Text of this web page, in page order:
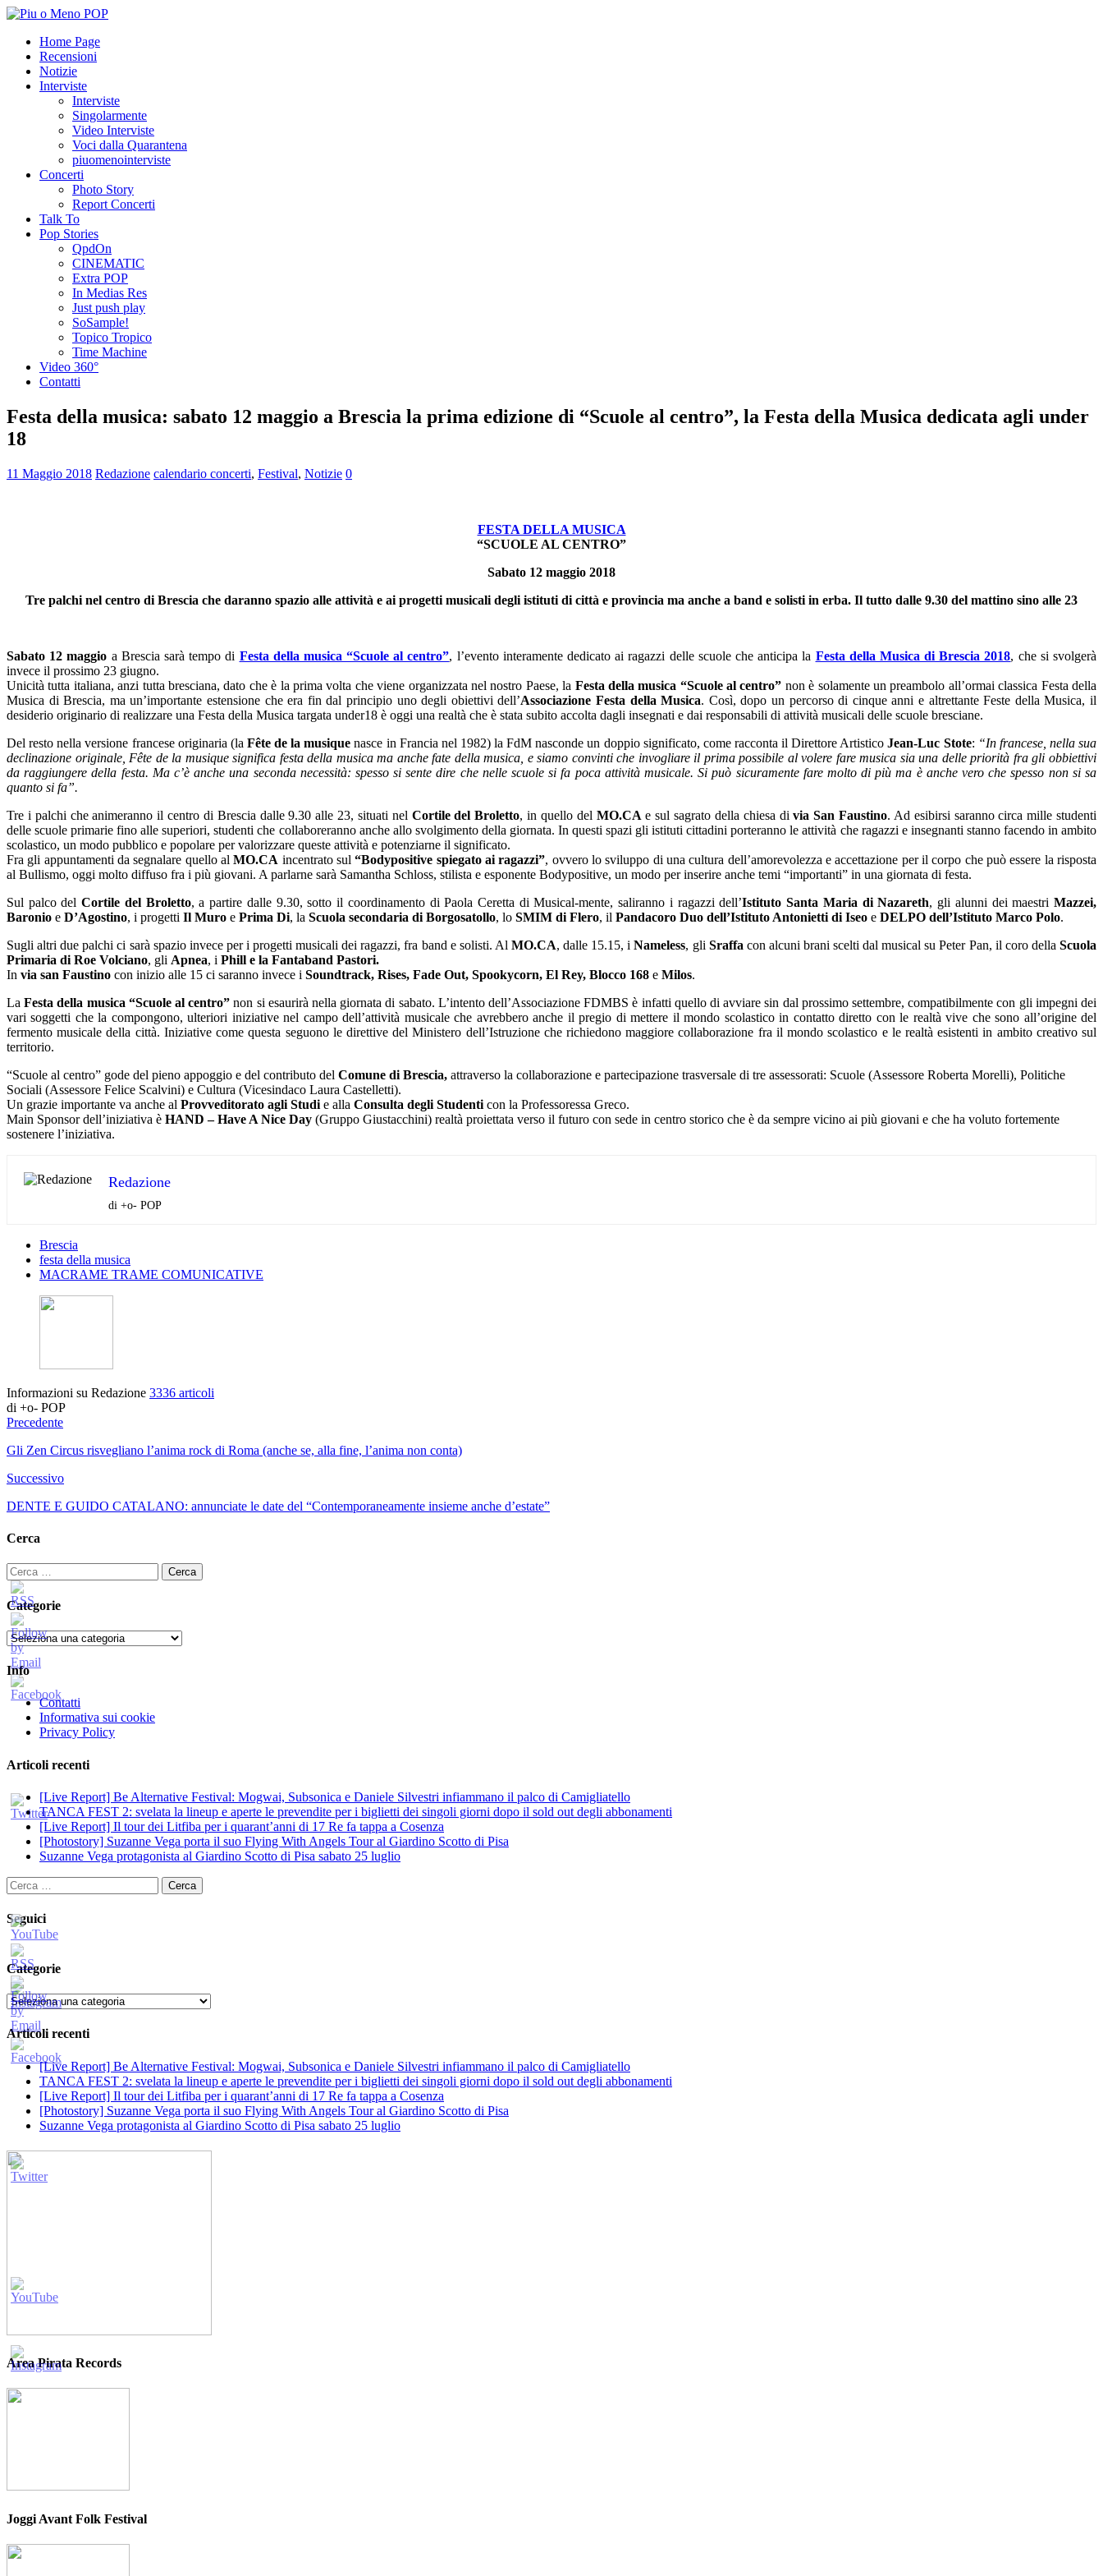
Home Page
Recensioni
Notizie
Interviste
Interviste
Singolarmente
Video Interviste
Voci dalla Quarantena
piuomenointerviste
Concerti
Photo Story
Report Concerti
Talk To
Pop Stories
QpdOn
CINEMATIC
Extra POP
In Medias Res
Just push play
SoSample!
Topico Tropico
Time Machine
Video 360°
Contatti
Festa della musica: sabato 12 maggio a Brescia la prima edizione di “Scuole al centro”, la Festa della Musica dedicata agli under
18
11 Maggio 2018 Redazione calendario concerti, Festival, Notizie 0
FESTA DELLA MUSICA
“SCUOLE AL CENTRO”
Sabato 12 maggio 2018
Tre palchi nel centro di Brescia che daranno spazio alle attività e ai progetti musicali degli istituti di città e provincia ma anche a band e solisti in erba. Il tutto dalle 9.30 del mattino sino alle 23
Sabato 12 maggio a Brescia sarà tempo di Festa della musica “Scuole al centro”, l’evento interamente dedicato ai ragazzi delle scuole che anticipa la Festa della Musica di Brescia 2018, che si svolgerà
invece il prossimo 23 giugno.
Unicità tutta italiana, anzi tutta bresciana, dato che è la prima volta che viene organizzata nel nostro Paese, la Festa della musica “Scuole al centro” non è solamente un preambolo all’ormai classica Festa della
Musica di Brescia, ma un’importante estensione che era fin dal principio uno degli obiettivi dell’Associazione Festa della Musica. Così, dopo un percorso di cinque anni e altrettante Feste della Musica, il
desiderio originario di realizzare una Festa della Musica targata under18 è oggi una realtà che è stata subito accolta dagli insegnati e dai responsabili di attività musicali delle scuole bresciane.
Del resto nella versione francese originaria (la Fête de la musique nasce in Francia nel 1982) la FdM nasconde un doppio significato, come racconta il Direttore ArtisticoJean-Luc Stote: “In francese, nella sua
declinazione originale, Fête de la musique significa festa della musica ma anche fate della musica, e siamo convinti che invogliare il prima possibile al volere fare musica sia una delle priorità fra gli obbiettivi
da raggiungere della festa. Ma c’è anche una seconda necessità: spesso si sente dire che nelle scuole si fa poca attività musicale. Si può sicuramente fare molto di più ma è anche vero che spesso non si sa
quanto si fa”.
Tre i palchi che animeranno il centro di Brescia dalle 9.30 alle 23, situati nel Cortile del Broletto, in quello del MO.CA e sul sagrato della chiesa di via San Faustino. Ad esibirsi saranno circa mille studenti
delle scuole primarie fino alle superiori, studenti che collaboreranno anche allo svolgimento della giornata. In questi spazi gli istituti cittadini porteranno le attività che ragazzi e insegnanti stanno facendo in ambito
scolastico, un modo pubblico e popolare per valorizzare queste attività e potenziarne il significato.
Fra gli appuntamenti da segnalare quello alMO.CA incentrato sul“Bodypositive spiegato ai ragazzi”, ovvero lo sviluppo di una cultura dell’amorevolezza e accettazione per il corpo che può essere la risposta
al Bullismo, oggi molto diffuso fra i più giovani. A parlarne sarà Samantha Schloss, stilista e esponente Bodypositive, un modo per inserire anche temi “importanti” in una giornata di festa.
Sul palco del Cortile del Broletto, a partire dalle 9.30, sotto il coordinamento di Paola Ceretta di Musical-mente, saliranno i ragazzi dell’Istituto Santa Maria di Nazareth, gli alunni dei maestriMazzei,
Baronio e D’Agostino, i progetti Il Muro e Prima Di, la Scuola secondaria di Borgosatollo, lo SMIM di Flero, il Pandacoro Duo dell’Istituto Antonietti di Iseo e DELPO dell’Istituto Marco Polo.
Sugli altri due palchi ci sarà spazio invece per i progetti musicali dei ragazzi, fra band e solisti. Al MO.CA, dalle 15.15, iNameless, gli Sraffa con alcuni brani scelti dal musical su Peter Pan, il coro dellaScuola
Primaria di Roe Volciano, gli Apnea, i Phill e la Fantaband Pastori.
In via san Faustino con inizio alle 15 ci saranno invece i Soundtrack, Rises, Fade Out, Spookycorn, El Rey, Blocco 168 e Milos.
LaFesta della musica “Scuole al centro” non si esaurirà nella giornata di sabato. L’intento dell’Associazione FDMBS è infatti quello di avviare sin dal prossimo settembre, compatibilmente con gli impegni dei
vari soggetti che la compongono, ulteriori iniziative nel campo dell’attività musicale che avrebbero anche il pregio di mettere il mondo scolastico in contatto diretto con le realtà vive che sono all’origine del
fermento musicale della città. Iniziative come questa seguono le direttive del Ministero dell’Istruzione che richiedono maggiore collaborazione fra il mondo scolastico e le realtà esistenti in ambito creativo sul
territorio.
“Scuole al centro” gode del pieno appoggio e del contributo del Comune di Brescia, attraverso la collaborazione e partecipazione trasversale di tre assessorati: Scuole (Assessore Roberta Morelli), Politiche
Sociali (Assessore Felice Scalvini) e Cultura (Vicesindaco Laura Castelletti).
Un grazie importante va anche al Provveditorato agli Studi e alla Consulta degli Studenti con la Professoressa Greco.
Main Sponsor dell’iniziativa è HAND – Have A Nice Day (Gruppo Giustacchini) realtà proiettata verso il futuro con sede in centro storico che è da sempre vicino ai più giovani e che ha voluto fortemente
sostenere l’iniziativa.
Redazione
di +o- POP
Brescia
festa della musica
MACRAME TRAME COMUNICATIVE
Informazioni su Redazione 3336 articoli
di +o- POP
Precedente
Gli Zen Circus risvegliano l’anima rock di Roma (anche se, alla fine, l’anima non conta)
Successivo
DENTE E GUIDO CATALANO: annunciate le date del “Contemporaneamente insieme anche d’estate”
Cerca
Ricerca
per:
Categorie
Categorie
Info
Contatti
Informativa sui cookie
Privacy Policy
Articoli recenti
[Live Report] Be Alternative Festival: Mogwai, Subsonica e Daniele Silvestri infiammano il palco di Camigliatello
TANCA FEST 2: svelata la lineup e aperte le prevendite per i biglietti dei singoli giorni dopo il sold out degli abbonamenti
[Live Report] Il tour dei Litfiba per i quarant’anni di 17 Re fa tappa a Cosenza
[Photostory] Suzanne Vega porta il suo Flying With Angels Tour al Giardino Scotto di Pisa
Suzanne Vega protagonista al Giardino Scotto di Pisa sabato 25 luglio
Ricerca
per:
Seguici
Categorie
Categorie
Articoli recenti
[Live Report] Be Alternative Festival: Mogwai, Subsonica e Daniele Silvestri infiammano il palco di Camigliatello
TANCA FEST 2: svelata la lineup e aperte le prevendite per i biglietti dei singoli giorni dopo il sold out degli abbonamenti
[Live Report] Il tour dei Litfiba per i quarant’anni di 17 Re fa tappa a Cosenza
[Photostory] Suzanne Vega porta il suo Flying With Angels Tour al Giardino Scotto di Pisa
Suzanne Vega protagonista al Giardino Scotto di Pisa sabato 25 luglio
Area Pirata Records
Joggi Avant Folk Festival